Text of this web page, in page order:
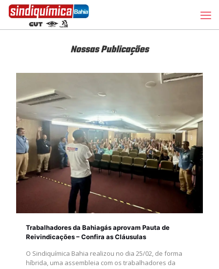
Nossas Publicações
Trabalhadores da Bahiagás aprovam Pauta de
Reivindicações – Confira as Cláusulas
O Sindiquímica Bahia realizou no dia 25/02, de forma
híbrida, uma assembleia com os trabalhadores da